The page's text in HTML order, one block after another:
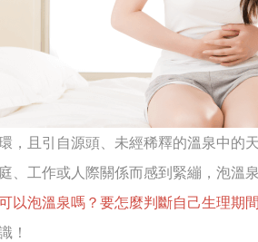
，且引自源頭、未經稀釋的溫泉中的
、工作或人際關係而感到緊繃，泡溫
以泡溫泉嗎？要怎麼判斷自己生理期
！